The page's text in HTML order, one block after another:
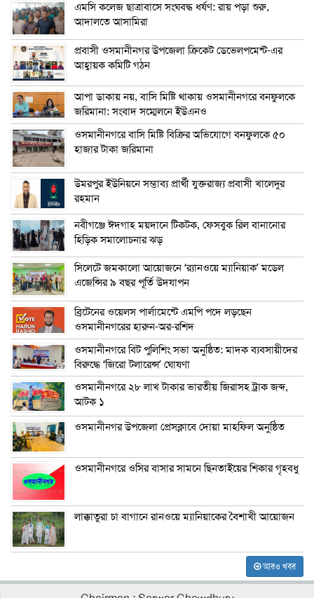
এম‌সি কলেজ ছাত্রাবাসে সংঘবদ্ধ ধর্ষণ: রায় পড়া শুরু,
আদালতে আসামিরা
প্রবাসী ওসমানীনগর উপজেলা ক্রিকেট ডেভেলপমেন্ট-এর
আহ্বায়ক কমিটি গঠন
আপা ডাকায় নয়, বাসি মিষ্টি থাকায় ওসমানীনগরে বনফুলকে
জরিমানা: সংবাদ সম্মেলনে ইউএনও
ওসমানীনগরে বাসি মিষ্টি বিক্রির অভিযোগে বনফুলকে ৫০
হাজার টাকা জরিমানা
উমরপুর ইউনিয়নে সম্ভাব্য প্রার্থী যুক্তরাজ্য প্রবাসী খালেদুর
রহমান
নবীগঞ্জে ঈদগাহ ময়দানে টিকটক, ফেসবুক রিল বানানোর
হিড়িক সমালোচনার ঝড়
সিলেটে জমকালো আয়োজনে ‘র‍্যানওয়ে ম্যানিয়াক’ মডেল
এজেন্সির ৯ বছর পূর্তি উদযাপন
ব্রিটেনের ওয়েলস পার্লামেন্টে এমপি পদে লড়ছেন
ওসমানীনগরের হারুন-অর-রশিদ
ওসমানীনগরে বিট পুলিশিং সভা অনুষ্ঠিত: মাদক ব্যবসায়ীদের
বিরুদ্ধে ‘জিরো টলারেন্স’ ঘোষণা
ওসমানীনগরে ২৮ লাখ টাকার ভারতীয় জিরাসহ ট্রাক জব্দ,
আটক ১
ওসমানীনগর উপজেলা প্রেসক্লাবে দোয়া মাহফিল অনুষ্ঠিত
ওসমানীনগরে ওসির বাসার সামনে ছিনতাইয়ের শিকার গৃহবধু
লাক্কাতুরা চা বাগানে রানওয়ে ম্যানিয়াকের বৈশাখী আয়োজন
আরও খবর